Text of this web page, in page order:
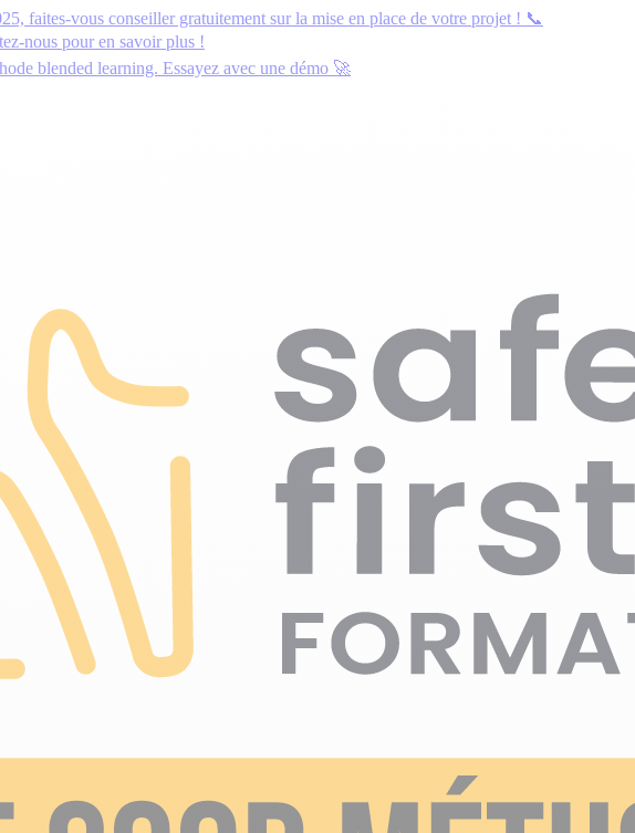
faites-vous conseiller gratuitement sur la mise en place de votre projet ! 📞
nous pour en savoir plus !
blended learning. Essayez avec une démo 🚀